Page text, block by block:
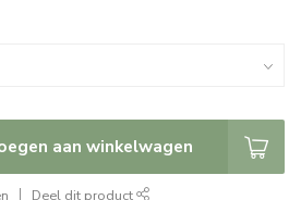
aan winkelwagen
Deel dit product